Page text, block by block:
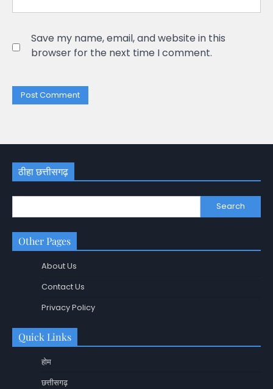
Save my name, email, and website in this
browser for the next time I comment.
ठीहा छत्तीसगढ़
Search
Other Pages
About Us
Contact Us
Privacy Policy
Quick Links
होम
छत्तीसगढ़